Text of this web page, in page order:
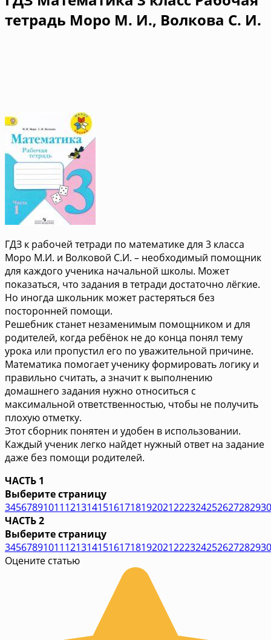
тетрадь Моро М. И., Волкова С. И.
ГДЗ к рабочей тетради по математике для 3 класса
Моро М.И. и Волковой С.И. – необходимый помощник
для каждого ученика начальной школы. Может
показаться, что задания в тетради достаточно лёгкие.
Но иногда школьник может растеряться без
посторонней помощи.
Решебник станет незаменимым помощником и для
родителей, когда ребёнок не до конца понял тему
урока или пропустил его по уважительной причине.
Математика помогает ученику формировать логику и
правильно считать, а значит к выполнению
домашнего задания нужно относиться с
максимальной ответственностью, чтобы не получить
плохую отметку.
Этот сборник понятен и удобен в использовании.
Каждый ученик легко найдет нужный ответ на задание
даже без помощи родителей.
ЧАСТЬ 1
Выберите страницу
3456789101112131415161718192021222324252627282930
ЧАСТЬ 2
Выберите страницу
3456789101112131415161718192021222324252627282930
Оцените статью